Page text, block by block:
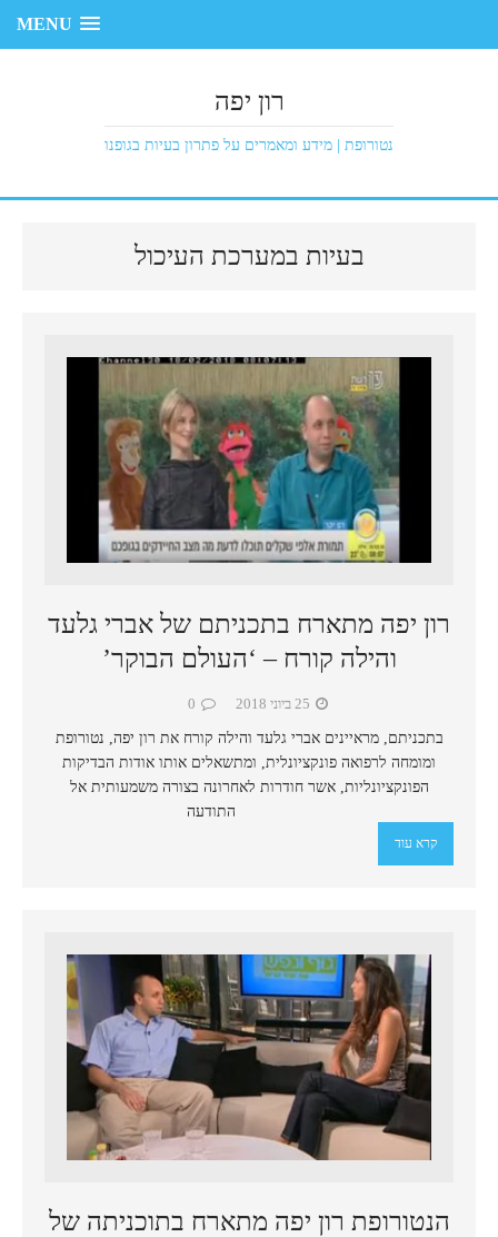
MENU
רון יפה
נטורופת | מידע ומאמרים על פתרון בעיות בגופנו
בעיות במערכת העיכול
רון יפה מתארח בתכניתם של אברי גלעד
והילה קורח – ‘העולם הבוקר’
25 ביוני 2018 0
בתכניתם, מראיינים אברי גלעד והילה קורח את רון יפה, נטורופת
ומומחה לרפואה פונקציונלית, ומתשאלים אותו אודות הבדיקות
הפונקציונליות, אשר חודרות לאחרונה בצורה משמעותית אל
התודעה
קרא עוד
הנטורופת רון יפה מתארח בתוכניתה של